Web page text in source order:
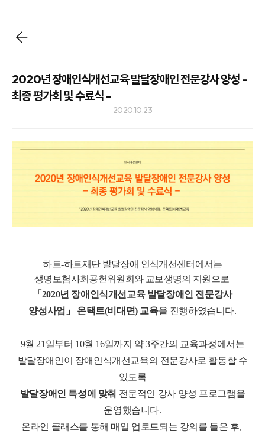
2020년 장애인식개선교육 발달장애인 전문강사 양성 -
최종 평가회 및 수료식 -
2020.10.23
하트-하트재단 발달장애 인식개선센터에서는
생명보험사회공헌위원회와 교보생명의 지원으로
「 2020년 장애인식개선교육 발달장애인 전문강사
양성사업 」 온택트(비대면) 교육을 진행하였습니다.
9월 21 일부터 10월 16일까지 약3주간의 교육과정에서는
발달장애인이 장애인식개선교육의 전문강사로 활동할 수
있도록
발달장애인 특성에 맞춰 전문적인 강사 양성 프로그램을
운영했습니다.
온라인 클래스를 통해 매일 업로드되는 강의를 들은 후,